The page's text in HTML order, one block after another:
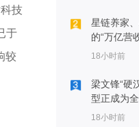
技
于
较
星链养家
的“万亿营
18小时前
梁文锋“硬
型正成为
18小时前